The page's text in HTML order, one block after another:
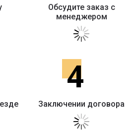
Обсудите заказ с
менеджером
4
Заключении договора